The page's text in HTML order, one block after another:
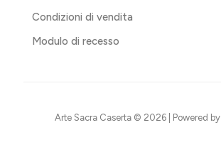
Condizioni di vendita
Modulo di recesso
Arte Sacra Caserta © 2026 | Powered by